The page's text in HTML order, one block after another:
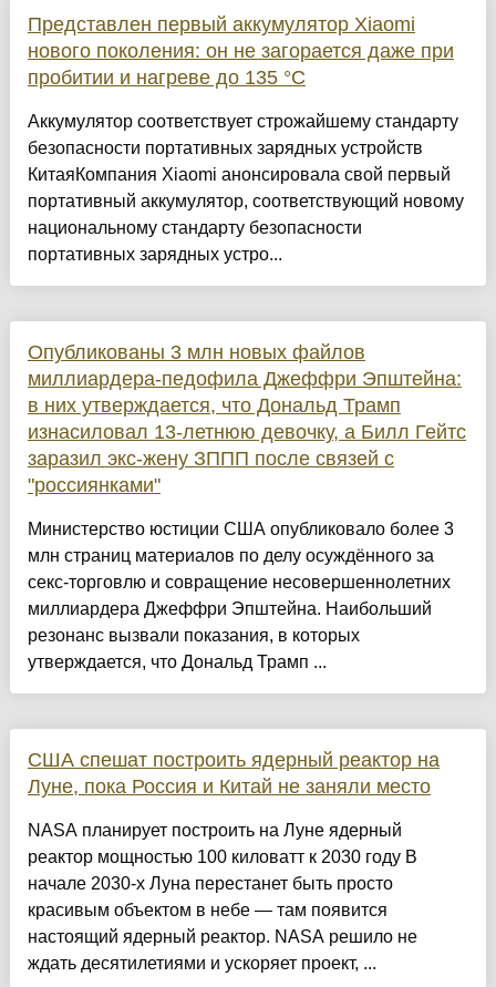
Представлен первый аккумулятор Xiaomi
нового поколения: он не загорается даже при
пробитии и нагреве до 135 °C
Аккумулятор соответствует строжайшему стандарту
безопасности портативных зарядных устройств
КитаяКомпания Xiaomi анонсировала свой первый
портативный аккумулятор, соответствующий новому
национальному стандарту безопасности
портативных зарядных устро...
Опубликованы 3 млн новых файлов
миллиардера-педофила Джеффри Эпштейна:
в них утверждается, что Дональд Трамп
изнасиловал 13-летнюю девочку, а Билл Гейтс
заразил экс-жену ЗППП после связей с
"россиянками"
Министерство юстиции США опубликовало более 3
млн страниц материалов по делу осуждённого за
секс-торговлю и совращение несовершеннолетних
миллиардера Джеффри Эпштейна. Наибольший
резонанс вызвали показания, в которых
утверждается, что Дональд Трамп ...
США спешат построить ядерный реактор на
Луне, пока Россия и Китай не заняли место
NASA планирует построить на Луне ядерный
реактор мощностью 100 киловатт к 2030 году В
начале 2030-х Луна перестанет быть просто
красивым объектом в небе — там появится
настоящий ядерный реактор. NASA решило не
ждать десятилетиями и ускоряет проект, ...